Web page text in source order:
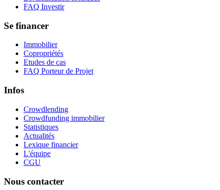
FAQ Investir
Se financer
Immobilier
Copropriétés
Etudes de cas
FAQ Porteur de Projet
Infos
Crowdlending
Crowdfunding immobilier
Statistiques
Actualités
Lexique financier
L'équipe
CGU
Nous contacter